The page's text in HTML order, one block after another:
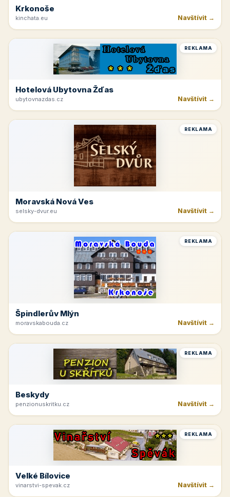
Krkonoše
kinchata.eu Navštívit →
REKLAMA
Hotelová Ubytovna Žďas
ubytovnazdas.cz Navštívit →
REKLAMA
Moravská Nová Ves
selsky-dvur.eu Navštívit →
REKLAMA
Špindlerův Mlýn
moravskabouda.cz Navštívit →
REKLAMA
Beskydy
penzionuskritku.cz Navštívit →
REKLAMA
Velké Bílovice
vinarstvi-spevak.cz Navštívit →